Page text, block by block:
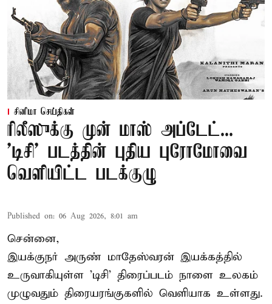
சினிமா செய்திகள்
ரிலீஸுக்கு முன் மாஸ் அப்டேட்...
'டிசி' படத்தின் புதிய புரோமோவை
வெளியிட்ட படக்குழு
Published on: 06 Aug 2026, 8:01 am
சென்னை,
இயக்குநர் அருண் மாதேஸ்வரன் இயக்கத்தில்
உருவாகியுள்ள 'டிசி' திரைப்படம் நாளை உலகம்
முழுவதும் திரையரங்குகளில் வெளியாக உள்ளது.